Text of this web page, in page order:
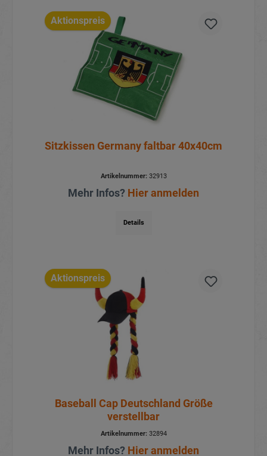
Aktionspreis
Sitzkissen Germany faltbar 40x40cm
Artikelnummer:32913
Mehr Infos? Hier anmelden
Details
Aktionspreis
Baseball Cap Deutschland Größe
verstellbar
Artikelnummer:32894
Mehr Infos? Hier anmelden